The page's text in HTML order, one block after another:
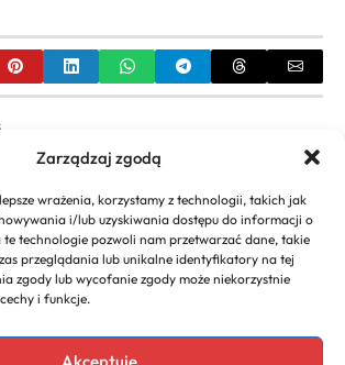
Zarządzaj zgodą
wrażenia, korzystamy z technologii, takich jak
i/lub uzyskiwania dostępu do informacji o
te technologie pozwoli nam przetwarzać dane, takie
przeglądania lub unikalne identyfikatory na tej
zgody lub wycofanie zgody może niekorzystnie
i funkcje.
Akceptuję
dla Cienkich i Rzadkich Włosów:
NEXT
Blond: Przewodnik po
Odcieniach, Aplikacji i Pielęgnacji